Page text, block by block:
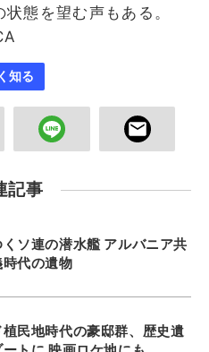
態を望む声もある。
知る
記事
ソ連の潜水艦 アルバニア共
代の遺物
植民地時代の豪邸群、歴史遺